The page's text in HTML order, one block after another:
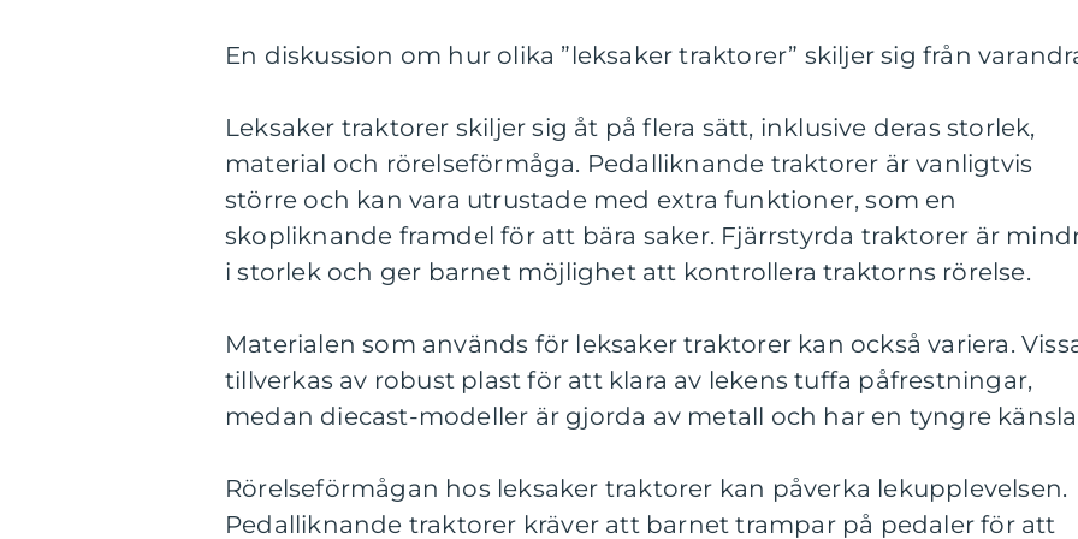
En diskussion om hur olika ”leksaker traktorer” skiljer sig från
Leksaker traktorer skiljer sig åt på flera sätt, inklusive deras storlek,
material och rörelseförmåga. Pedalliknande traktorer är vanligtvis
större och kan vara utrustade med extra funktioner, som en
skopliknande framdel för att bära saker. Fjärrstyrda traktorer är
i storlek och ger barnet möjlighet att kontrollera traktorns rörelse.
Materialen som används för leksaker traktorer kan också variera.
tillverkas av robust plast för att klara av lekens tuffa påfrestningar,
medan diecast-modeller är gjorda av metall och har en tyngre
Rörelseförmågan hos leksaker traktorer kan påverka lekupplevelsen.
Pedalliknande traktorer kräver att barnet trampar på pedaler för att